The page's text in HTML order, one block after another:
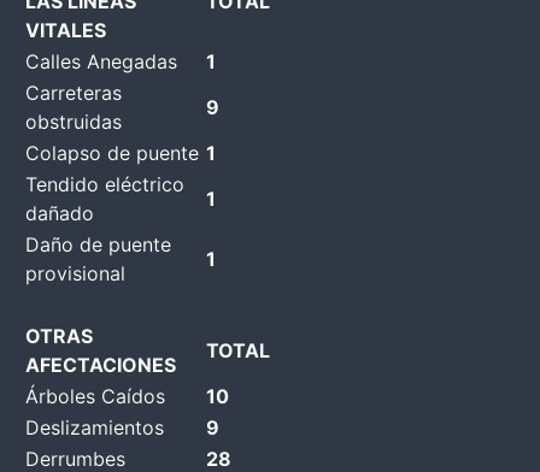
VITALES
Calles Anegadas
1
Carreteras
obstruidas
9
Colapso de puente 1
Tendido eléctrico
dañado
1
Daño de puente
provisional
1
OTRAS
AFECTACIONES
TOTAL
Árboles Caídos
10
Deslizamientos
9
Derrumbes
28